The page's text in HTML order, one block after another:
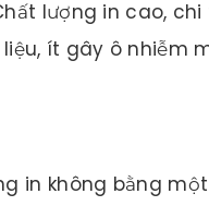
lượng in cao, chi
ít gây ô nhiễm
in không bằng